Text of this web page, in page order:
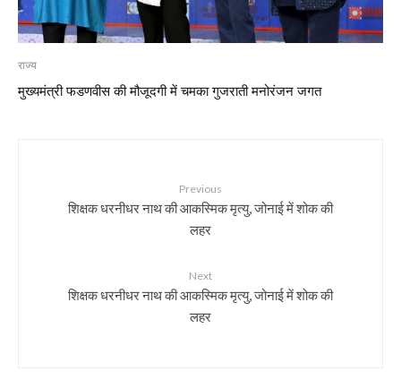
राज्य
मुख्यमंत्री फडणवीस की मौजूदगी में चमका गुजराती मनोरंजन जगत
Previous
शिक्षक धरनीधर नाथ की आकस्मिक मृत्यु, जोनाई में शोक की
लहर
Next
शिक्षक धरनीधर नाथ की आकस्मिक मृत्यु, जोनाई में शोक की
लहर